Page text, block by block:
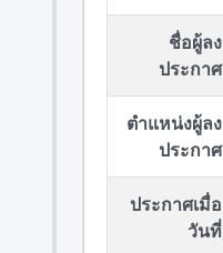
ชื่อผู้ลง
ประกาศ
ตำแหน่งผู้ลง
ประกาศ
ประกาศเมื่อ
วันที่